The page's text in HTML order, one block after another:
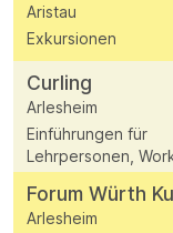
Aristau
Exkursionen
Curling
Arlesheim
Einführungen für
Lehrpersonen,
Forum Würth
Arlesheim